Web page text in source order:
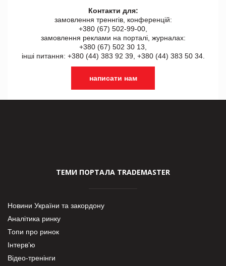
Контакти для:
замовлення треннгів, конференцій:
+380 (67) 502-99-00,
замовлення реклами на порталі, журналах:
+380 (67) 502 30 13,
інші питання: +380 (44) 383 92 39, +380 (44) 383 50 34.
написати нам
ТЕМИ ПОРТАЛА TRADEMASTER
Новини України та закордону
Аналітика ринку
Топи про ринок
Інтерв’ю
Відео-тренінги